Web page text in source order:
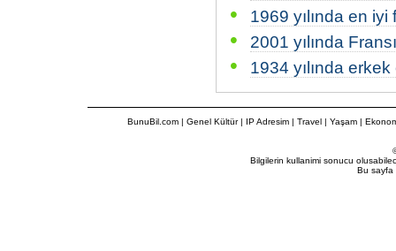
• 1969 yılında en iyi
• 2001 yılında
• 1934 yılında erkek
BunuBil.com| Genel Kültür| IP Adresim| Travel| Yaşam |
Bilgilerin kullanimi sonucu
Bu sayfa